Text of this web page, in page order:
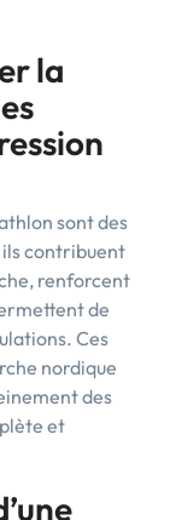
la
sont des
contribuent
renforcent
de
Ces
nordique
des
et